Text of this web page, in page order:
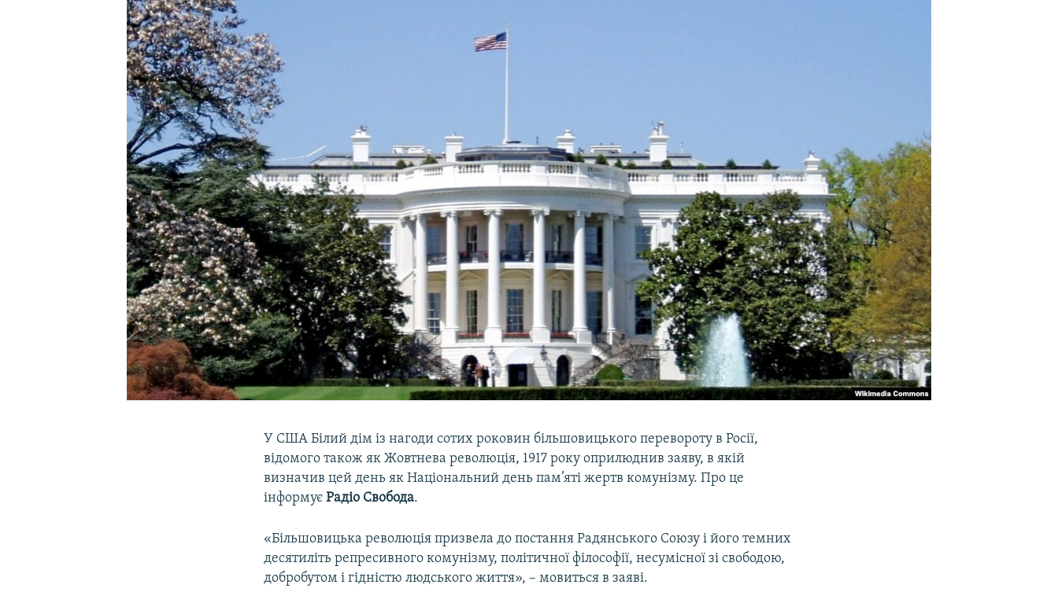
УКРАЇНСЬКА ПРОБЛЕМА КРИМУ
У США Білий дім із нагоди сотих роковин більшовицького перевороту в Росії,
відомого також як Жовтнева революція, 1917 року оприлюднив заяву, в якій
визначив цей день як Національний день пам’яті жертв комунізму. Про це
інформуєРадіо Свобода.
«Більшовицька революція призвела до постання Радянського Союзу і його темних
десятиліть репресивного комунізму, політичної філософії, несумісної зі свободою,
добробутом і гідністю людського життя», – мовиться в заяві.